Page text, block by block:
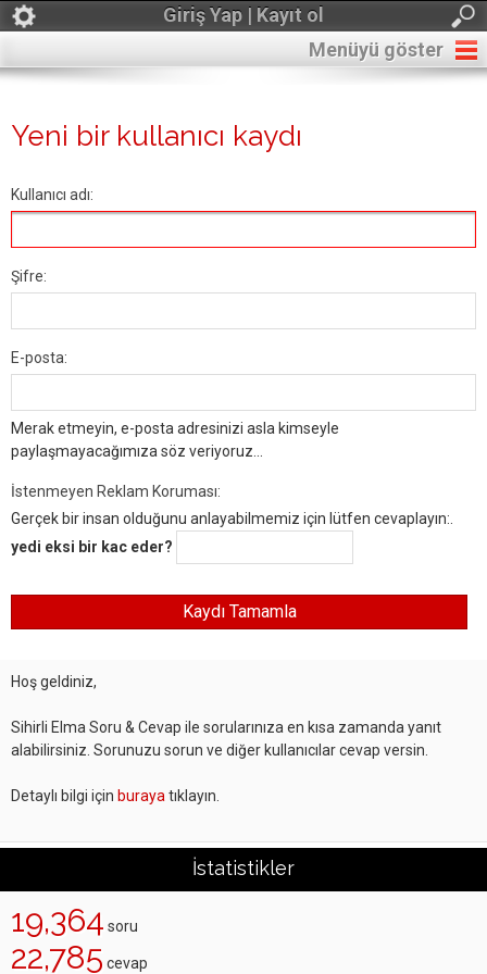
Giriş Yap | Kayıt ol
Menüyü göster
Yeni bir kullanıcı kaydı
Kullanıcı adı:
Şifre:
E-posta:
Merak etmeyin, e-posta adresinizi asla kimseyle
paylaşmayacağımıza söz veriyoruz...
İstenmeyen Reklam Koruması:
Gerçek bir insan olduğunu anlayabilmemiz için lütfen cevaplayın:.
yedi eksi bir kac eder?
Hoş geldiniz,
Sihirli Elma Soru & Cevap ile sorularınıza en kısa zamanda yanıt
alabilirsiniz. Sorunuzu sorun ve diğer kullanıcılar cevap versin.
Detaylı bilgi için buraya tıklayın.
İstatistikler
19,364 soru
22,785 cevap